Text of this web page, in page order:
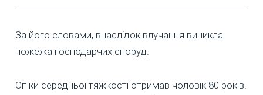
За його словами, внаслідок влучання виникла
пожежа господарчих споруд.
Опіки середньої тяжкості отримав чоловік 80 років.